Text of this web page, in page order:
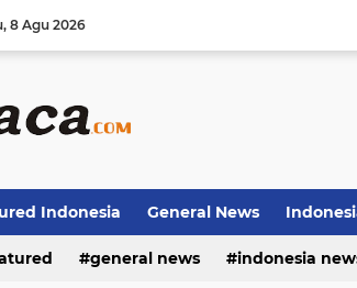
8 Agu 2026
Indonesia General News
Top Storiesgeneral news indonesia